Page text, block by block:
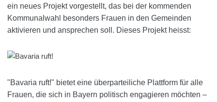
ein neues Projekt vorgestellt, das bei der kommenden
Kommunalwahl besonders Frauen in den Gemeinden
aktivieren und ansprechen soll. Dieses Projekt heisst:
"Bavaria ruft!" bietet eine überparteiliche Plattform für alle
Frauen, die sich in Bayern politisch engagieren möchten –